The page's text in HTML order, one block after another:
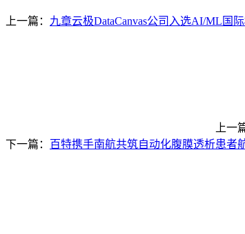
上一篇： 九章云极DataCanvas公司入选AI/ML国
上一
下一篇： 百特携手南航共筑自动化腹膜透析患者